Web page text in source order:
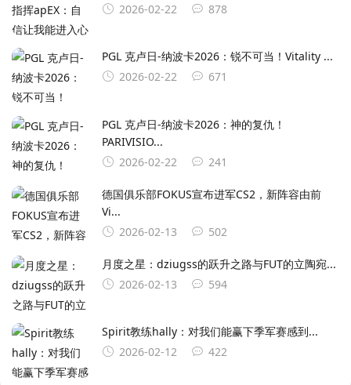
2026-02-22
878
PGL 克卢日-纳波卡2026：锐不可当！Vitality ...
2026-02-22
671
PGL 克卢日-纳波卡2026：神的复仇！
PARIVISIO...
2026-02-22
241
德国俱乐部FOKUS宣布进军CS2，新阵容由前
Vi...
2026-02-13
502
月度之星：dziugss的跃升之路与FUT的立陶宛...
2026-02-13
594
Spirit教练hally：对我们能赢下季军赛感到...
2026-02-12
422